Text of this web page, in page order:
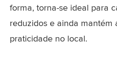
forma, torna-se ideal para
reduzidos e ainda mantém
praticidade no local.